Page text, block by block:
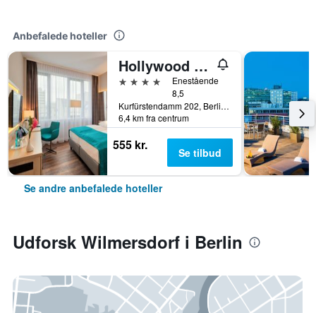
Anbefalede hoteller
Hollywood Media Hotel
4 stjerner
Enestående
8,5
Kurfürstendamm 202, Berlin, Tyskland
6,4 km fra centrum
555 kr. Se tilbud
Se andre anbefalede hoteller
Udforsk Wilmersdorf i Berlin